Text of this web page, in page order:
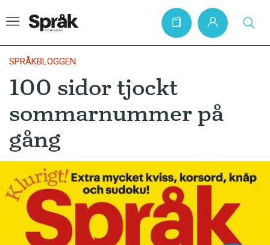
Hem
Artiklar
Krönikor
Språkfrågor
Skrivtips
Bokrecensioner
Kviss
SPRÅKBLOGGEN
100 sidor tjockt
sommarnummer på
gång